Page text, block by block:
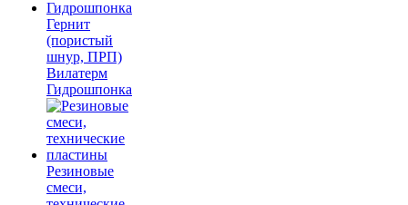
Гернит
(пористый
шнур, ПРП)
Вилатерм
Гидрошпонка
Резиновые
смеси,